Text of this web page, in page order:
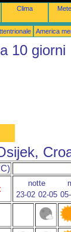
Clima
America
10 giorni
notte
23-02 02-05